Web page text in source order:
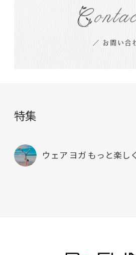
特集
ウェア ヨガ もっと楽しく